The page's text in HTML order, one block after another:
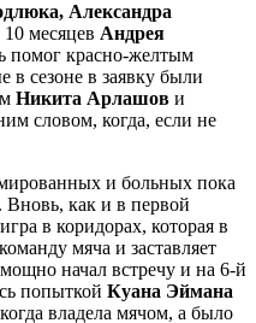
Александра
месяцев Андрея
помог красно-желтым
в сезоне в заявку были
Никита Арлашов и
словом, когда, если не
и больных пока
как и в первой
в коридорах, которая в
мяча и заставляет
начал встречу и на 6-й
попыткой Куана Эймана
владела мячом, а было